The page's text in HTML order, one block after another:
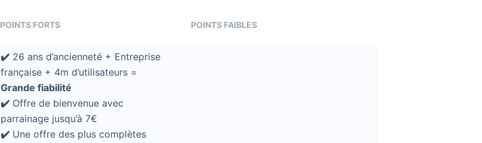
POINTS FORTS POINTS FAIBLES
✔️ 26 ans d’ancienneté + Entreprise
française + 4m d’utilisateurs =
Grande fiabilité
✔️ Offre de bienvenue avec
parrainage jusqu’à 7€
✔️ Une offre des plus complètes